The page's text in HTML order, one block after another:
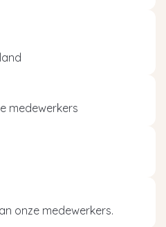
medewerkers
onze medewerkers.